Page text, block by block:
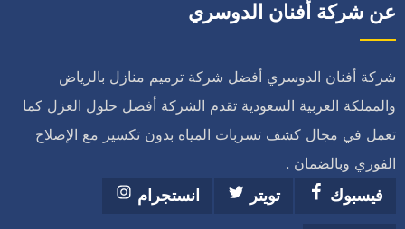
عن شركة أفنان الدوسري
شركة أفنان الدوسري أفضل شركة ترميم منازل بالرياض
والمملكة العربية السعودية تقدم الشركة أفضل حلول العزل كما
تعمل في مجال كشف تسربات المياه بدون تكسير مع الإصلاح
الفوري وبالضمان .
فيسبوك
تويتر انستجرام